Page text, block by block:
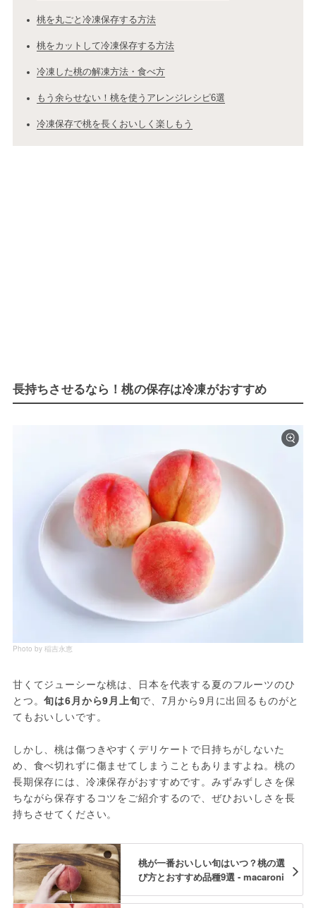
桃を丸ごと冷凍保存する方法
桃をカットして冷凍保存する方法
冷凍した桃の解凍方法・食べ方
もう余らせない！桃を使うアレンジレシピ6選
冷凍保存で桃を長くおいしく楽しもう
長持ちさせるなら！桃の保存は冷凍がおすすめ
Photo by 稲吉永恵
甘くてジューシーな桃は、日本を代表する夏のフルーツのひ
とつ。旬は6月から9月上旬で、7月から9月に出回るものがと
てもおいしいです。
しかし、桃は傷つきやすくデリケートで日持ちがしないた
め、食べ切れずに傷ませてしまうこともありますよね。桃の
長期保存には、冷凍保存がおすすめです。みずみずしさを保
ちながら保存するコツをご紹介するので、ぜひおいしさを長
持ちさせてください。
桃が一番おいしい旬はいつ？桃の選
び方とおすすめ品種9選 - macaroni